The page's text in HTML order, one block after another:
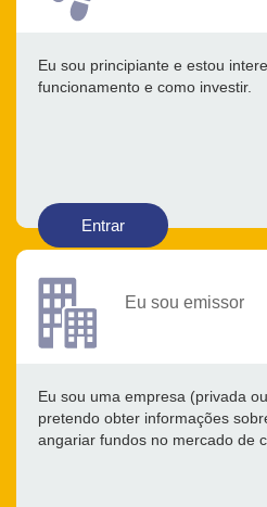
Eu sou principiante e estou
funcionamento e como investir.
Entrar
Eu sou emissor
Eu sou uma empresa (privada
pretendo obter informações
angariar fundos no mercado de